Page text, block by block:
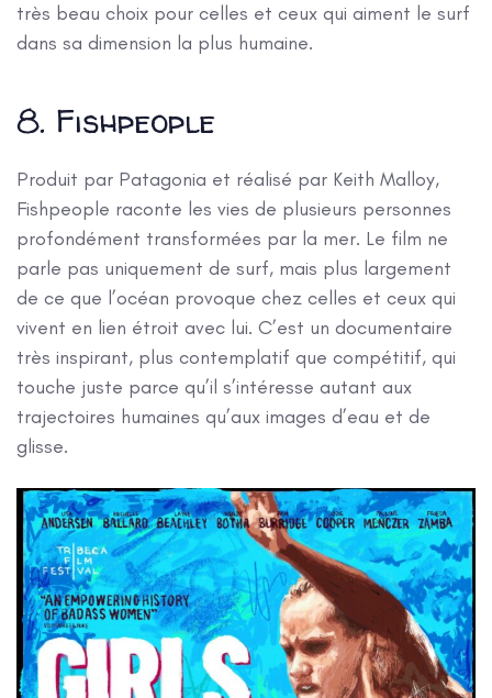
très beau choix pour celles et ceux qui aiment le surf
dans sa dimension la plus humaine.
8. Fishpeople
Produit par Patagonia et réalisé par Keith Malloy,
Fishpeople raconte les vies de plusieurs personnes
profondément transformées par la mer. Le film ne
parle pas uniquement de surf, mais plus largement
de ce que l’océan provoque chez celles et ceux qui
vivent en lien étroit avec lui. C’est un documentaire
très inspirant, plus contemplatif que compétitif, qui
touche juste parce qu’il s’intéresse autant aux
trajectoires humaines qu’aux images d’eau et de
glisse.